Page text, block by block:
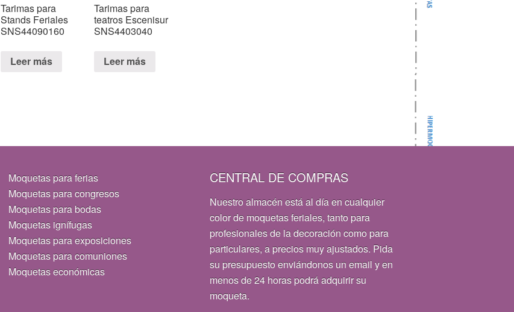
Tarimas para
Stands Feriales
SNS44090160
Leer más
Tarimas para
teatros Escenisur
SNS4403040
Leer más
Moquetas para ferias
Moquetas para congresos
Moquetas para bodas
Moquetas ignífugas
Moquetas para exposiciones
Moquetas para comuniones
Moquetas económicas
CENTRAL DE COMPRAS
Nuestro almacén está al día en cualquier
color de moquetas feriales, tanto para
profesionales de la decoración como para
particulares, a precios muy ajustados. Pida
su presupuesto enviándonos un email y en
menos de 24 horas podrá adquirir su
moqueta.